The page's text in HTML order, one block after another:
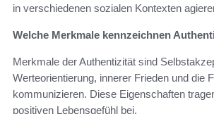
in verschiedenen sozialen Kontexten
Welche Merkmale kennzeichnen
Merkmale der Authentizität sind
Werteorientierung, innerer Frieden und die
kommunizieren. Diese Eigenschaften
positiven Lebensgefühl bei.